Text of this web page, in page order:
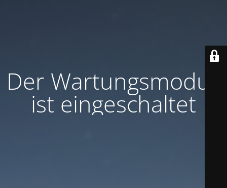
Der Wartungsmodus
ist eingeschaltet